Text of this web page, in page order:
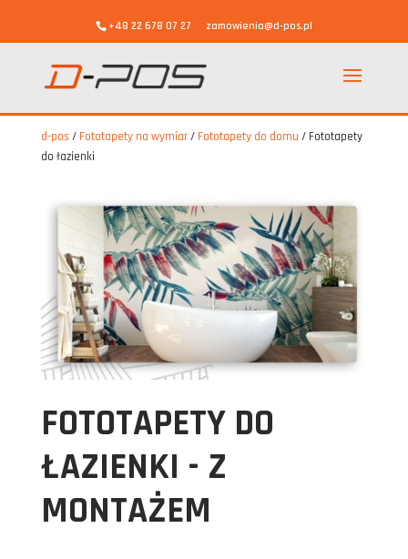
+48 22 678 07 27 zamowienia@d-pos.pl
d-pos / Fototapety na wymiar/ Fototapety do domu / Fototapety
do łazienki
FOTOTAPETY DO
ŁAZIENKI - Z
MONTAŻEM